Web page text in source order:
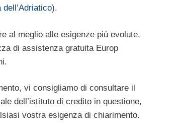
).
al meglio alle esigenze più evolute,
di assistenza gratuita Europ
vi consigliamo di consultare il
dell’istituto di credito in questione,
vostra esigenza di chiarimento.